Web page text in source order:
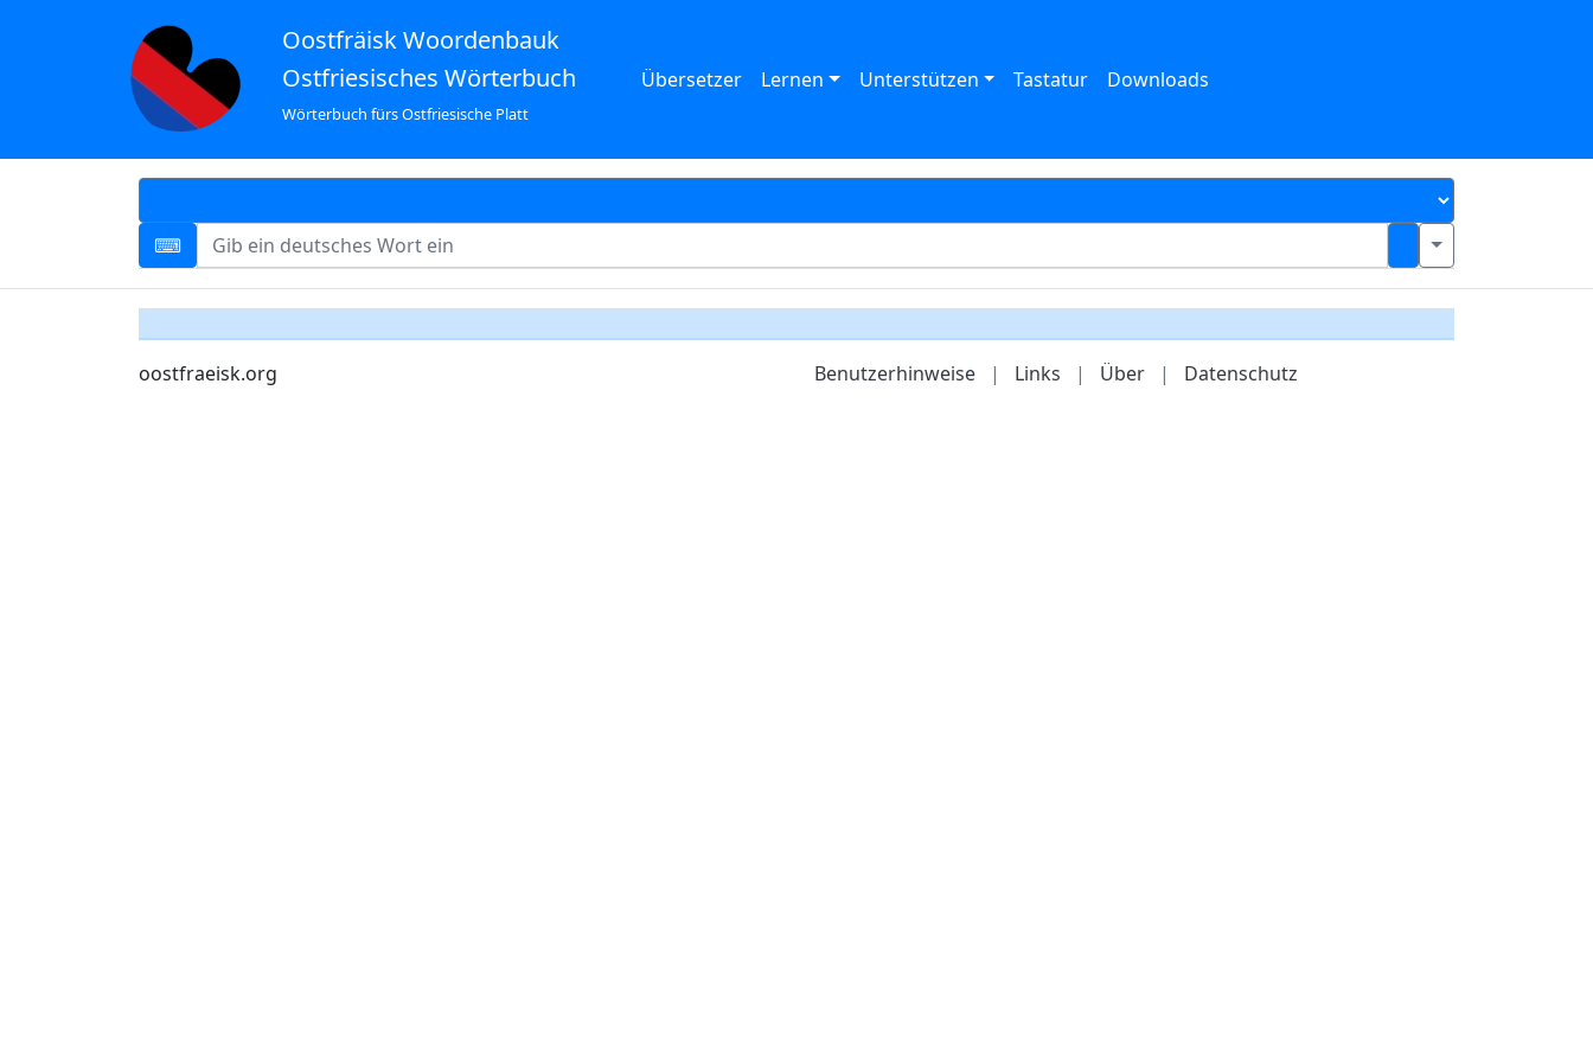
Oostfräisk Woordenbauk
Ostfriesisches Wörterbuch
Wörterbuch fürs Ostfriesische Platt
Übersetzer Lernen Unterstützen Tastatur Downloads
oostfraeisk.org Benutzerhinweise | Links | Über | Datenschutz